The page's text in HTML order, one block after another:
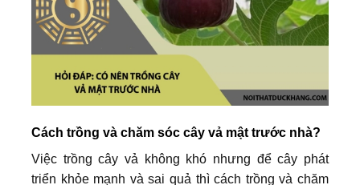
Cách trồng và chăm sóc cây vả mật trước nhà?
Việc trồng cây vả không khó nhưng để cây phát
triển khỏe mạnh và sai quả thì cách trồng và chăm